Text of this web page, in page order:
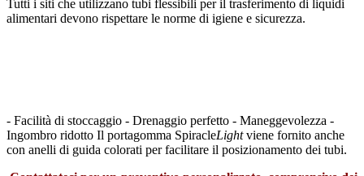
Tutti i siti che utilizzano tubi flessibili per il trasferimento di liquidi
alimentari devono rispettare le norme di igiene e sicurezza.
- Facilità di stoccaggio - Drenaggio perfetto - Maneggevolezza -
Ingombro ridotto Il portagomma SpiracleLightviene fornito anche
con anelli di guida colorati per facilitare il posizionamento dei tubi.